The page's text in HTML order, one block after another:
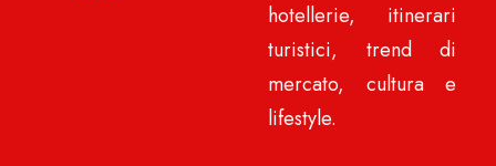
hotellerie, itinerari
turistici, trend di
mercato, cultura e
lifestyle.